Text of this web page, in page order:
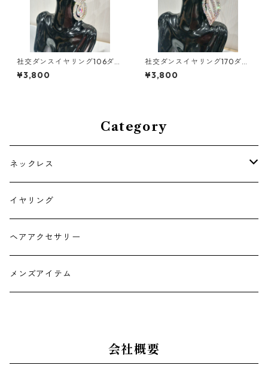
社交ダンスイヤリング106ダン
スアクセサリーベリーダンス
ブライダルアクセサリー
¥3,800
社交ダンスイヤリング170ダン
スアクセサリーベリーダンス
ブライダルアクセサリー
¥3,800
Category
ネックレス
チョーカー
イヤリング
ヘアアクセサリー
メンズアイテム
会社概要